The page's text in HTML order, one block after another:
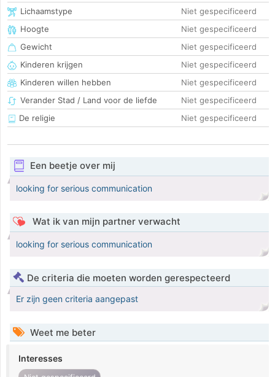
Lichaamstype
Niet gespecificeerd
Hoogte
Niet gespecificeerd
Gewicht
Niet gespecificeerd
Kinderen krijgen
Niet gespecificeerd
Kinderen willen hebben
Niet gespecificeerd
Verander Stad / Land voor de liefde
Niet gespecificeerd
De religie
Niet gespecificeerd
Een beetje over mij
looking for serious communication
Wat ik van mijn partner verwacht
looking for serious communication
De criteria die moeten worden gerespecteerd
Er zijn geen criteria aangepast
Weet me beter
Interesses